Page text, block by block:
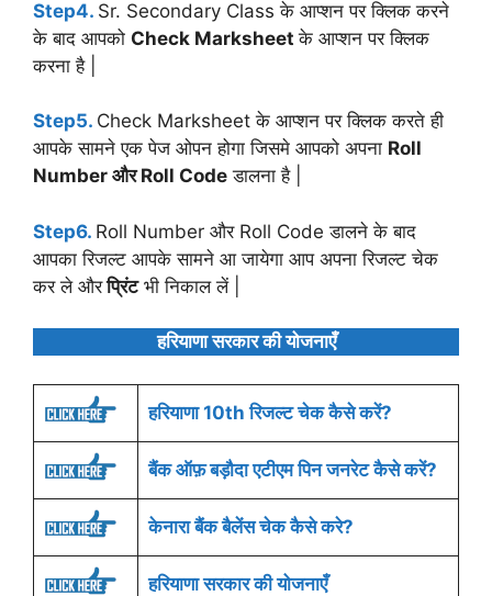
Step4. Sr. Secondary Class के आप्शन पर क्लिक करने
के बाद आपको Check Marksheetके आप्शन पर क्लिक
करना है |
Step5. Check Marksheet के आप्शन पर क्लिक करते ही
आपके सामने एक पेज ओपन होगा जिसमे आपको अपना Roll
Number और Roll Code डालना है |
Step6. Roll Number और Roll Code डालने के बाद
आपका रिजल्ट आपके सामने आ जायेगा आप अपना रिजल्ट चेक
कर ले औरप्रिंटभी निकाल लें |
हरियाणा सरकार की योजनाएँ
हरियाणा 10th रिजल्ट चेक कैसे करें?
बैंक ऑफ़ बड़ौदा एटीएम पिन जनरेट कैसे करें?
केनारा बैंक बैलेंस चेक कैसे करे?
हरियाणा सरकार की योजनाएँ